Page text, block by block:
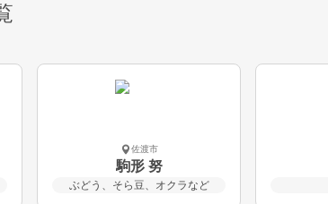
佐渡市
駒形 努
ぶどう、そら豆、オクラなど